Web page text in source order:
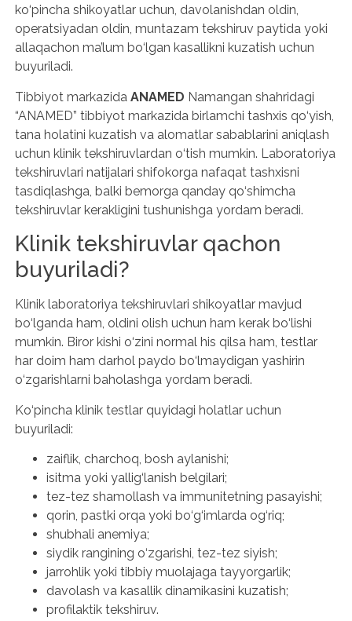
ko‘pincha shikoyatlar uchun, davolanishdan oldin,
operatsiyadan oldin, muntazam tekshiruv paytida yoki
allaqachon ma’lum bo‘lgan kasallikni kuzatish uchun
buyuriladi.
Tibbiyot markazida ANAMED Namangan shahridagi
“ANAMED” tibbiyot markazida birlamchi tashxis qo‘yish,
tana holatini kuzatish va alomatlar sabablarini aniqlash
uchun klinik tekshiruvlardan o‘tish mumkin. Laboratoriya
tekshiruvlari natijalari shifokorga nafaqat tashxisni
tasdiqlashga, balki bemorga qanday qo‘shimcha
tekshiruvlar kerakligini tushunishga yordam beradi.
Klinik tekshiruvlar qachon
buyuriladi?
Klinik laboratoriya tekshiruvlari shikoyatlar mavjud
bo‘lganda ham, oldini olish uchun ham kerak bo‘lishi
mumkin. Biror kishi o‘zini normal his qilsa ham, testlar
har doim ham darhol paydo bo‘lmaydigan yashirin
o‘zgarishlarni baholashga yordam beradi.
Ko‘pincha klinik testlar quyidagi holatlar uchun
buyuriladi:
zaiflik, charchoq, bosh aylanishi;
isitma yoki yallig‘lanish belgilari;
tez-tez shamollash va immunitetning pasayishi;
qorin, pastki orqa yoki bo‘g‘imlarda og‘riq;
shubhali anemiya;
siydik rangining o‘zgarishi, tez-tez siyish;
jarrohlik yoki tibbiy muolajaga tayyorgarlik;
davolash va kasallik dinamikasini kuzatish;
profilaktik tekshiruv.